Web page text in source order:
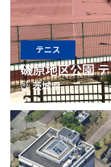
テニス
磯原地区公園
茨城県